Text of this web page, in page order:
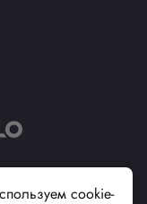
cookie-